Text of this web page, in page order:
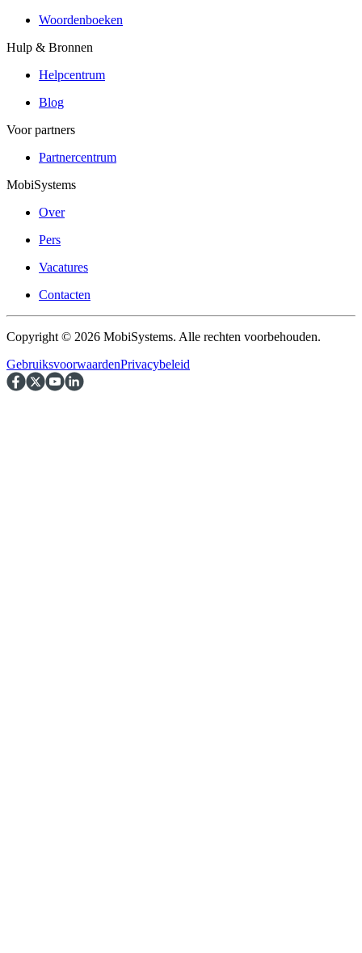
Woordenboeken
Hulp & Bronnen
Helpcentrum
Blog
Voor partners
Partnercentrum
MobiSystems
Over
Pers
Vacatures
Contacten
Copyright © 2026 MobiSystems. Alle rechten voorbehouden.
GebruiksvoorwaardenPrivacybeleid